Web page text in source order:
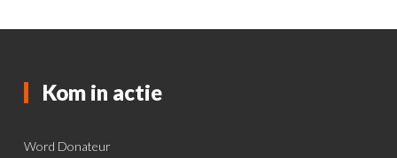
Kom in actie
Word Donateur